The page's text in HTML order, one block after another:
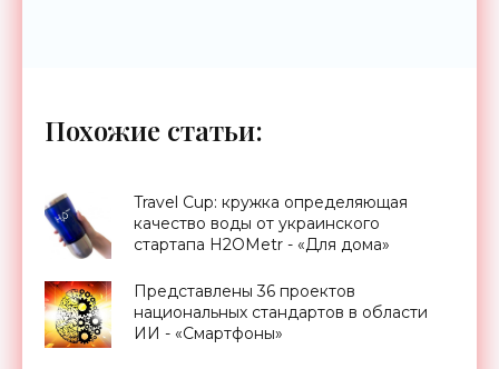
Похожие статьи:
Travel Cup: кружка определяющая
качество воды от украинского
стартапа H2OMetr - «Для дома»
Представлены 36 проектов
национальных стандартов в области
ИИ - «Смартфоны»